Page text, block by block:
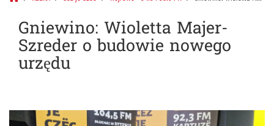
Gniewino: Wioletta Majer-
Szreder o budowie nowego
urzędu